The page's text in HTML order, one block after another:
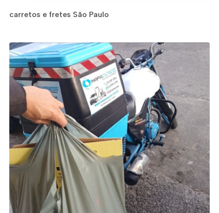
carretos e fretes São Paulo